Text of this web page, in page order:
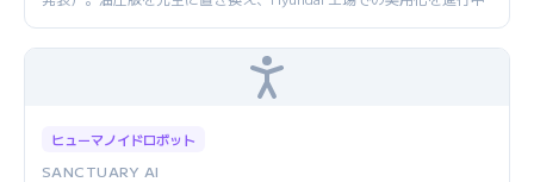
ヒューマノイドロボット
SANCTUARY AI